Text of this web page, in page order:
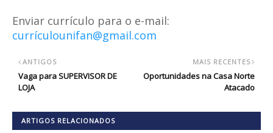
Enviar currículo para o e-mail:
currículounifan@gmail.com
MAIS RECENTES
Oportunidades na Casa Norte
Atacado
ANTIGOS
Vaga para SUPERVISOR DE
LOJA
ARTIGOS RELACIONADOS